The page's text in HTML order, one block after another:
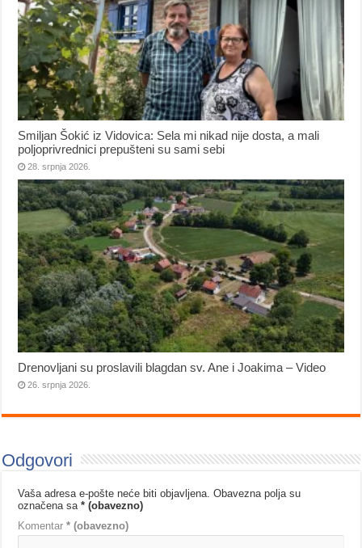
Smiljan Šokić iz Vidovica: Sela mi nikad nije dosta, a mali
poljoprivrednici prepušteni su sami sebi
28. srpnja 2026.
Drenovljani su proslavili blagdan sv. Ane i Joakima – Video
26. srpnja 2026.
Odgovori
Vaša adresa e-pošte neće biti objavljena. Obavezna polja su
označena sa* (obavezno)
Komentar* (obavezno)